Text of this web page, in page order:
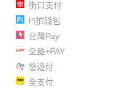
街口支付
Pi拍錢包
台灣Pay
全盈+PAY
悠遊付
全支付